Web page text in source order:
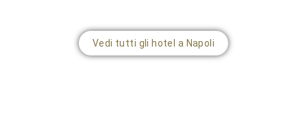
Vedi tutti gli hotel a Napoli